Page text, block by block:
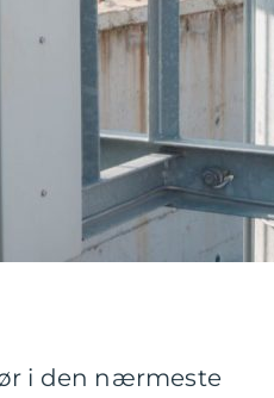
i den nærmeste